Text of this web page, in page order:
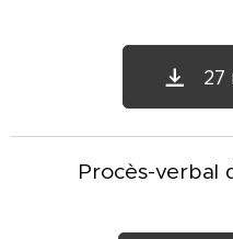
27
Procès-verbal